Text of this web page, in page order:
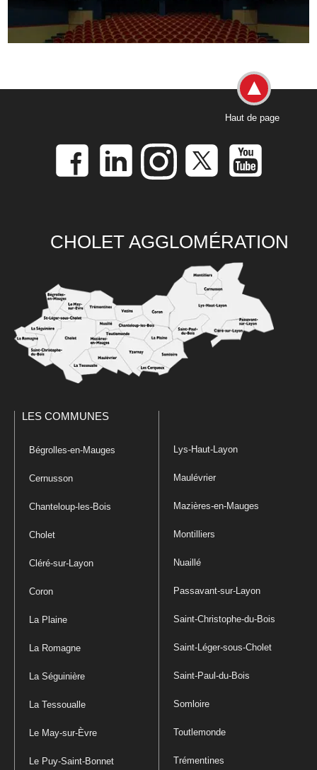
Haut de page
CHOLET AGGLOMÉRATION
LES COMMUNES
Bégrolles-en-Mauges
Cernusson
Chanteloup-les-Bois
Cholet
Cléré-sur-Layon
Coron
La Plaine
La Romagne
La Séguinière
La Tessoualle
Le May-sur-Èvre
Le Puy-Saint-Bonnet
Lys-Haut-Layon
Maulévrier
Mazières-en-Mauges
Montilliers
Nuaillé
Passavant-sur-Layon
Saint-Christophe-du-Bois
Saint-Léger-sous-Cholet
Saint-Paul-du-Bois
Somloire
Toutlemonde
Trémentines